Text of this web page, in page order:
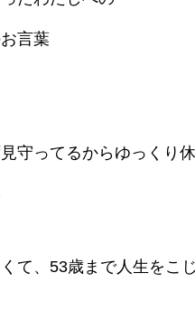
言葉
守ってるからゆっくり
て、53歳まで人生をこ